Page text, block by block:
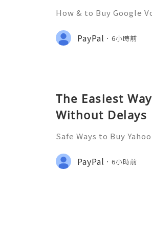
How & to Buy Google
use? Google Voice
versatile service not o
PayPal 6小時前
The Easiest
Without Delays
Safe Ways to Buy
t is essential. Yahoo
cation, online services
PayPal 6小時前